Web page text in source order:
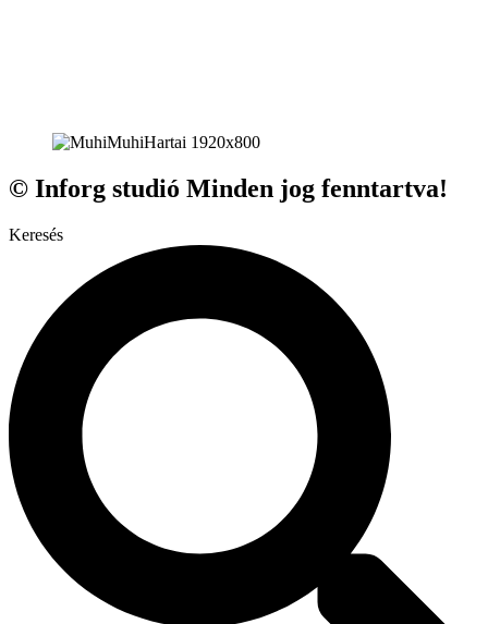
© Inforg studió Minden jog fenntartva!
Keresés